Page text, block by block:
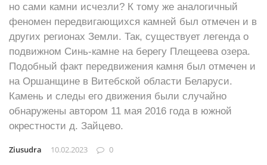
но сами камни исчезли? К тому же аналогичный
феномен передвигающихся камней был отмечен и в
других регионах Земли. Так, существует легенда о
подвижном Синь-камне на берегу Плещеева озера.
Подобный факт передвижения камня был отмечен и
на Оршанщине в Витебской области Беларуси.
Камень и следы его движения были случайно
обнаружены автором 11 мая 2016 года в южной
окрестности д. Зайцево.
Ziusudra 10.02.2023 0